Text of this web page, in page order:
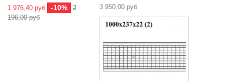
1 976,40 руб -10%
2
196,00 руб
3 950,00 руб